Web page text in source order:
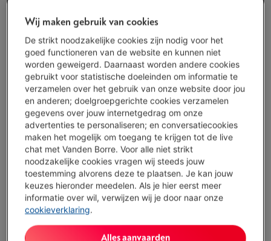
Beschikbaar vanaf di. 18 augustus-Bekijk voorraad
€ 4.099,00
Of 24 betalingen van € 182,22 -Meer info
Debetrentevoet 6,24%, Kredietkost € 274,28
Koop nu
Vergelijken
Vanden Borre Life Groot elektro
€ 14,99/ maand
Verleng de levensduur van je toestellen met één abonnement
Dit product wordt15 jaar
Meer info
Wij maken gebruik van cookies
De strikt noodzakelijke cookies zijn nodig voor het
goed functioneren van de website en kunnen niet
worden geweigerd. Daarnaast worden andere cookies
gebruikt voor statistische doeleinden om informatie te
verzamelen over het gebruik van onze website door jou
en anderen; doelgroepgerichte cookies verzamelen
gegevens over jouw internetgedrag om onze
advertenties te personaliseren; en conversatiecookies
maken het mogelijk om toegang te krijgen tot de live
chat met Vanden Borre. Voor alle niet strikt
noodzakelijke cookies vragen wij steeds jouw
toestemming alvorens deze te plaatsen. Je kan jouw
keuzes hieronder meedelen. Als je hier eerst meer
informatie over wil, verwijzen wij je door naar onze
cookieverklaring.
Alles aanvaarden